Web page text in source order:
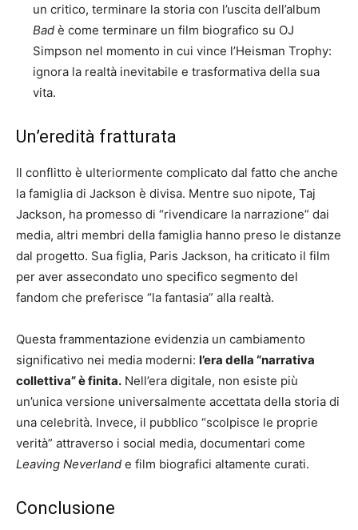
un critico, terminare la storia con l’uscita dell’album
Bad è come terminare un film biografico su OJ
Simpson nel momento in cui vince l’Heisman Trophy:
ignora la realtà inevitabile e trasformativa della sua
vita.
Un’eredità fratturata
Il conflitto è ulteriormente complicato dal fatto che anche
la famiglia di Jackson è divisa. Mentre suo nipote, Taj
Jackson, ha promesso di “rivendicare la narrazione” dai
media, altri membri della famiglia hanno preso le distanze
dal progetto. Sua figlia, Paris Jackson, ha criticato il film
per aver assecondato uno specifico segmento del
fandom che preferisce “la fantasia” alla realtà.
Questa frammentazione evidenzia un cambiamento
significativo nei media moderni: l’era della “narrativa
collettiva” è finita. Nell’era digitale, non esiste più
un’unica versione universalmente accettata della storia di
una celebrità. Invece, il pubblico “scolpisce le proprie
verità” attraverso i social media, documentari come
Leaving Neverland e film biografici altamente curati.
Conclusione